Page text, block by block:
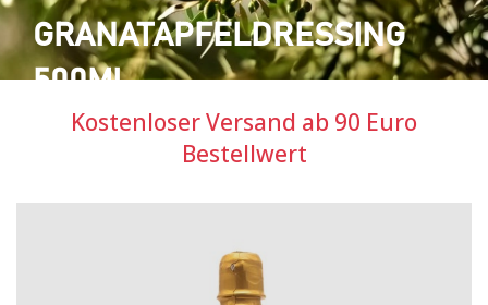
GRANATAPFELDRESSING
500ML
Kostenloser Versand ab 90 Euro
Bestellwert